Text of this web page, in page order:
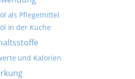
als Pflegemittel
in der Küche
und Kalorien